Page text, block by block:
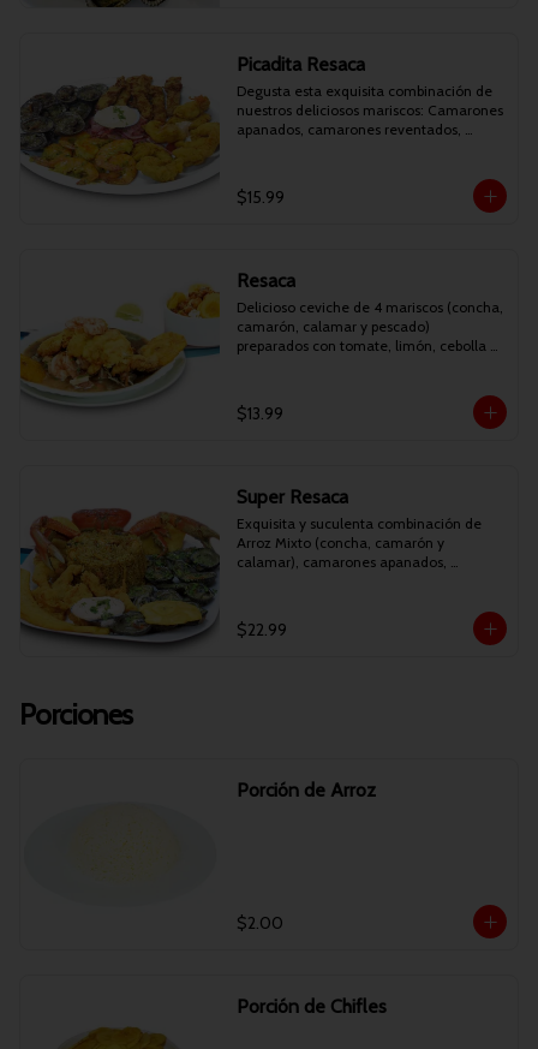
Picadita Resaca
Degusta esta exquisita combinación de
nuestros deliciosos mariscos: Camarones
apanados, camarones reventados,
curtido.
$15.99
Resaca
Delicioso ceviche de 4 mariscos (concha,
camarón, calamar y pescado)
preparados con tomate, limón, cebolla y
chifles.
$13.99
Super Resaca
Exquisita y suculenta combinación de
Arroz Mixto (concha, camarón y
calamar), camarones apanados,
CANGREJO O LANGOSTINO).
$22.99
Porciones
Porción de Arroz
$2.00
Porción de Chifles